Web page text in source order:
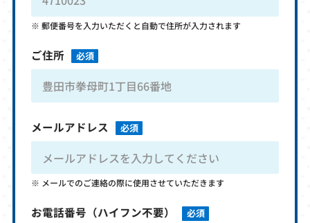
郵便番号を入力いただくと自動で住所が入力されます
ご住所 必須
メールアドレス 必須
メールでのご連絡の際に使用させていただきます
お電話番号 （ハイフン不要） 必須